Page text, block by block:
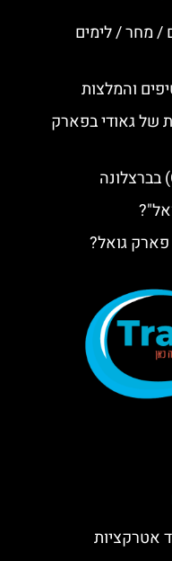
/ מחר / לימים
והמלצות
של גאודי בפארק
פארק גואל?
אטרקציות